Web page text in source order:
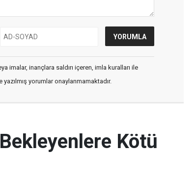
imalar, inançlara saldırı içeren, imla kuralları ile
yorumlar onaylanmamaktadır.
Kötü